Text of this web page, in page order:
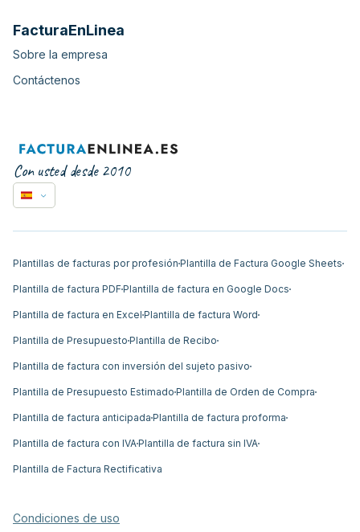
FacturaEnLinea
Sobre la empresa
Contáctenos
Con usted desde 2010
Plantillas de facturas por profesión Plantilla de Factura Google Sheets
Plantilla de factura PDF Plantilla de factura en Google Docs
Plantilla de factura en Excel Plantilla de factura Word
Plantilla de Presupuesto Plantilla de Recibo
Plantilla de factura con inversión del sujeto pasivo
Plantilla de Presupuesto Estimado Plantilla de Orden de Compra
Plantilla de factura anticipada Plantilla de factura proforma
Plantilla de factura con IVAPlantilla de factura sin IVA
Plantilla de Factura Rectificativa
Condiciones de uso